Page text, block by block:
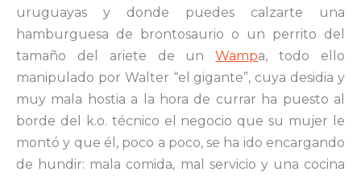
uruguayas y donde puedes calzarte una
hamburguesa de brontosaurio o un perrito del
tamaño del ariete de unWampa, todo ello
manipulado por Walter “el gigante”, cuya desidia y
muy mala hostia a la hora de currar ha puesto al
borde del k.o. técnico el negocio que su mujer le
montó y que él, poco a poco, se ha ido encargando
de hundir: mala comida, mal servicio y una cocina